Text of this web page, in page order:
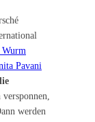
Wurm
Pavani
werden